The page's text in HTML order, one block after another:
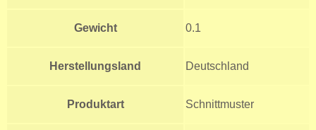
Gewicht 0.1
Herstellungsland Deutschland
Produktart Schnittmuster